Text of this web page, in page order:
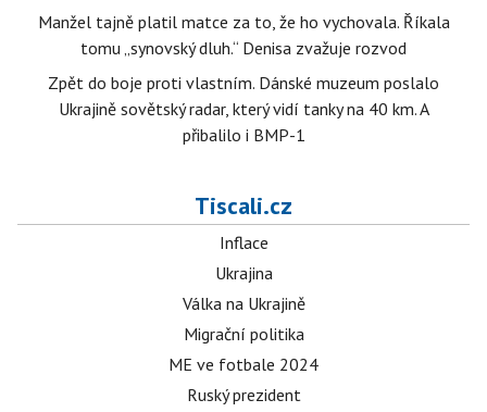
Manžel tajně platil matce za to, že ho vychovala. Říkala
tomu „synovský dluh.“ Denisa zvažuje rozvod
Zpět do boje proti vlastním. Dánské muzeum poslalo
Ukrajině sovětský radar, který vidí tanky na 40 km. A
přibalilo i BMP-1
Tiscali.cz
Inflace
Ukrajina
Válka na Ukrajině
Migrační politika
ME ve fotbale 2024
Ruský prezident